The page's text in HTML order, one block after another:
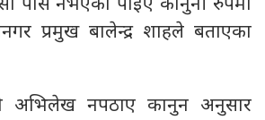
पास नभएको पाइए कानुनी रुपमा
प्रमुख बालेन्द्र शाहले बताएका
अभिलेख नपठाए कानुन अनुसार